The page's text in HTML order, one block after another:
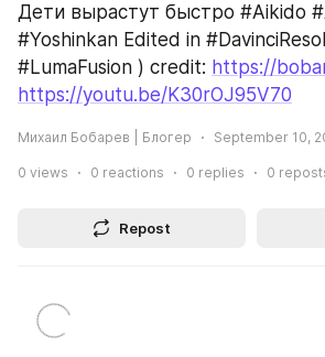
Дети вырастут быстро #Aikido
#Yoshinkan Edited in
#LumaFusion ) credit: https://
https://youtu.be/K30rOJ95V70
Михаил Бобарев | Блогер September 10,
0 views 0 reactions 0 replies 0
Repost